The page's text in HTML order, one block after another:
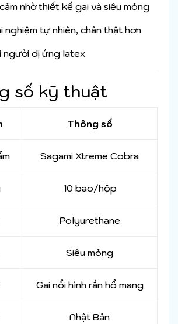
nhờ thiết kế gai và siêu mỏng
nghiệm tự nhiên, chân thật hơn
người dị ứng latex
số kỹ thuật
Thông số
Sagami Xtreme Cobra
10 bao/hộp
Polyurethane
Siêu mỏng
Gai nổi hình rắn hổ mang
Nhật Bản